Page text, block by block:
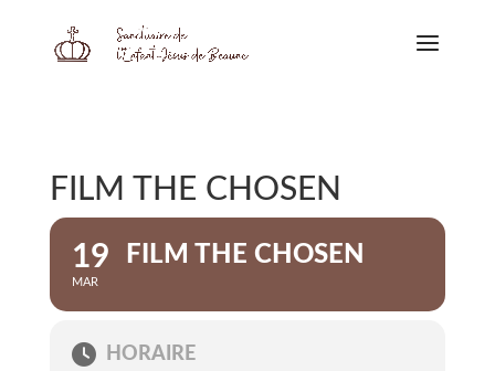
FILM THE CHOSEN
19
MAR
FILM THE CHOSEN
HORAIRE